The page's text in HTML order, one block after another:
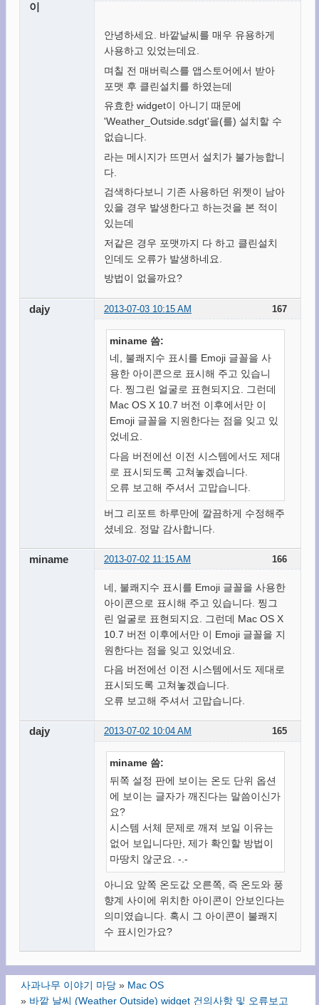
이
안녕하세요. 바깥날씨를 매우 유용하게
사용하고 있었는데요.
며칠 전 매버릭스를 앱스토어에서 받아
포맷 후 클린설치를 하였는데
유효한 widget이 아니기 때문에
'Weather_Outside.sdgt'을(를) 설치할 수
없습니다.
라는 메시지가 뜨면서 설치가 불가능합니
다.
검색하다보니 기존 사용하던 위젯이 남아
있을 경우 발생한다고 하는것을 본 적이
있는데
저같은 경우 포맷까지 다 하고 클린설치
인데도 오류가 발생하네요.
방법이 없을까요?
167
dajy 2013-07-03 10:15 AM
miname 씀:
네, 불쾌지수 표시를 Emoji 글꼴을 사
용한 아이콘으로 표시해 주고 있습니
다. 찡그린 얼굴로 표현되지요. 그런데
Mac OS X 10.7 버전 이후에서만 이
Emoji 글꼴을 지원한다는 점을 잊고 있
었네요.
다음 버전에선 이전 시스템에서도 제대
로 표시되도록 고쳐놓겠습니다.
오류 보고해 주셔서 고맙습니다.
버그 리포트 하루만에 깔끔하게 수정해주
셨네요. 정말 감사합니다.
166
miname 2013-07-02 11:15 AM
네, 불쾌지수 표시를 Emoji 글꼴을 사용한
아이콘으로 표시해 주고 있습니다. 찡그
린 얼굴로 표현되지요. 그런데 Mac OS X
10.7 버전 이후에서만 이 Emoji 글꼴을 지
원한다는 점을 잊고 있었네요.
다음 버전에선 이전 시스템에서도 제대로
표시되도록 고쳐놓겠습니다.
오류 보고해 주셔서 고맙습니다.
165
dajy 2013-07-02 10:04 AM
miname 씀:
뒤쪽 설정 판에 보이는 온도 단위 옵션
에 보이는 글자가 깨진다는 말씀이신가
요?
시스템 서체 문제로 깨져 보일 이유는
없어 보입니다만, 제가 확인할 방법이
마땅치 않군요. -.-
아니요 앞쪽 온도값 오른쪽, 즉 온도와 풍
향계 사이에 위치한 아이콘이 안보인다는
의미였습니다. 혹시 그 아이콘이 불쾌지
수 표시인가요?
사과나무 이야기 마당 » Mac OS
» 바깥 날씨 (Weather Outside) widget 건의사항 및 오류보고